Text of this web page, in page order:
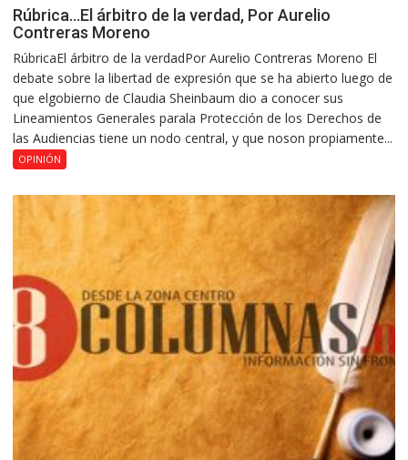
Rúbrica…El árbitro de la verdad, Por Aurelio
Contreras Moreno
RúbricaEl árbitro de la verdadPor Aurelio Contreras Moreno El
debate sobre la libertad de expresión que se ha abierto luego de
que elgobierno de Claudia Sheinbaum dio a conocer sus
Lineamientos Generales parala Protección de los Derechos de
las Audiencias tiene un nodo central, y que noson propiamente...
OPINIÓN